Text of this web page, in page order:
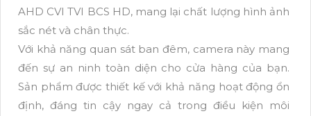
AHD CVI TVI BCS HD, mang lại chất lượng hình ảnh
sắc nét và chân thực.
Với khả năng quan sát ban đêm, camera này mang
đến sự an ninh toàn diện cho cửa hàng của bạn.
Sản phẩm được thiết kế với khả năng hoạt động ổn
định, đáng tin cậy ngay cả trong điều kiện môi